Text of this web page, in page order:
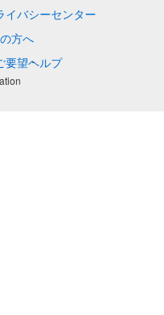
イバシーセンター
方へ
要望ヘルプ